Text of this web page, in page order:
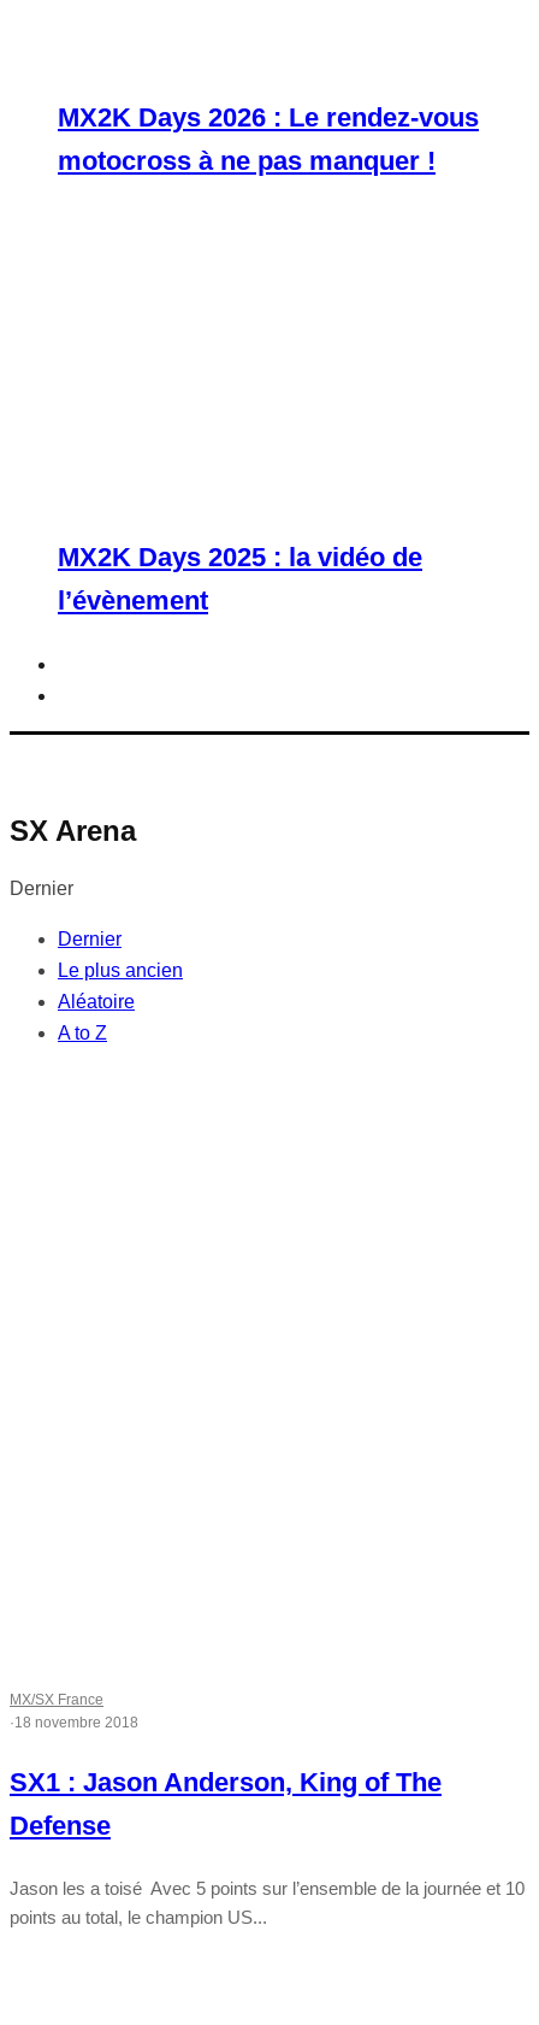
MX2K Days 2026 : Le rendez-vous
motocross à ne pas manquer !
MX2K Days 2025 : la vidéo de
l’évènement
SX Arena
Dernier
Dernier
Le plus ancien
Aléatoire
A to Z
MX/SX France
·18 novembre 2018
SX1 : Jason Anderson, King of The
Defense
Jason les a toisé Avec 5 points sur l’ensemble de la journée et 10
points au total, le champion US...